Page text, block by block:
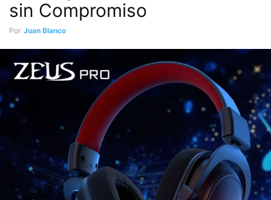
sin Compromiso
Por Juan Blanco